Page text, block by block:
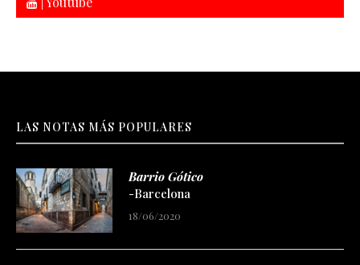
LAS NOTAS MÁS POPULARES
Barrio Gótico
-Barcelona
18/06/2020